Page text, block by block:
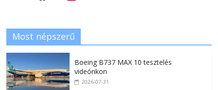
Most népszerű
Boeing B737 MAX 10 tesztelés
videónkon
2026-07-31